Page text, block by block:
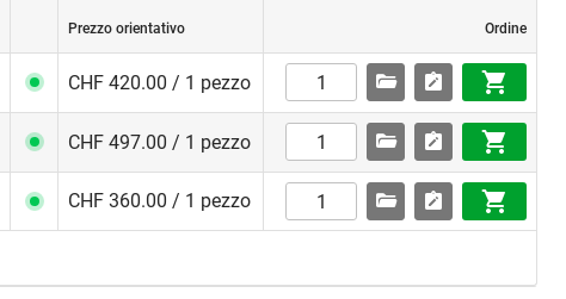
Prezzo orientativo Ordine
CHF 420.00 / 1 pezzo
CHF 497.00 / 1 pezzo
CHF 360.00 / 1 pezzo